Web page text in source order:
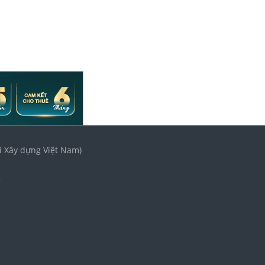
dựng Việt Nam)